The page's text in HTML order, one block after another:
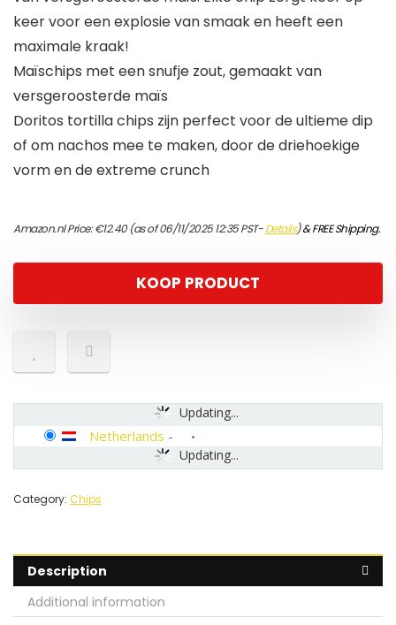
keer voor een explosie van smaak en heeft een
maximale kraak!
Maïschips met een snufje zout, gemaakt van
versgeroosterde maïs
Doritos tortilla chips zijn perfect voor de ultieme dip
of om nachos mee te maken, door de driehoekige
vorm en de extreme crunch
Amazon.nl Price:€12.40(as of 06/11/2025 12:35 PST-Details)&FREE Shipping.
KOOP PRODUCT
Updating...
Updating...
Netherlands -
Category: Chips
Description
Additional information